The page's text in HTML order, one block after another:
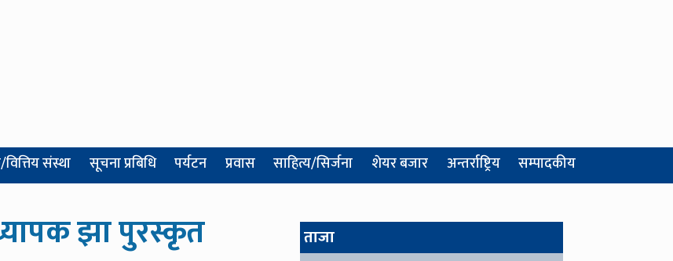
संस्था सूचना प्रबिधि पर्यटन प्रवास साहित्य/सिर्जना शेयर बजार अन्तर्राष्ट्रिय सम्पादकीय
झा पुरस्कृत ताजा